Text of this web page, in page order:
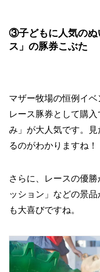
③子どもに人気のぬ
ス」の豚券こぶた
マザー牧場の恒例イ
レース豚券として購
み」が大人気です。
るのがわかりますね！
さらに、レースの優
ッション」などの景
も大喜びですね。